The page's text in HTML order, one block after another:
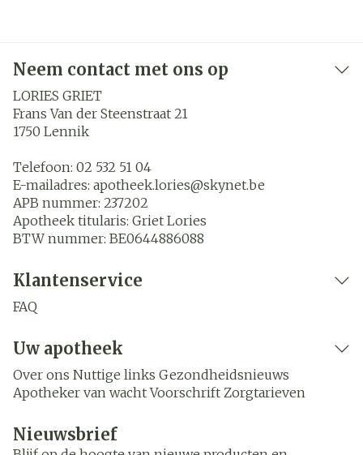
Neem contact met ons op
LORIES GRIET
Frans Van der Steenstraat 21
1750 Lennik
Telefoon: 02 532 51 04
E-mailadres: apotheek.lories@skynet.be
APB nummer: 237202
Apotheek titularis: Griet Lories
BTW nummer: BE0644886088
Klantenservice
FAQ
Uw apotheek
Over ons Nuttige links Gezondheidsnieuws
Apotheker van wacht Voorschrift Zorgtarieven
Nieuwsbrief